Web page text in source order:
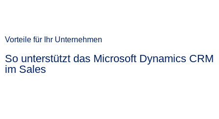
Vorteile für Ihr Unternehmen
So unterstützt das Microsoft Dynamics CRM
im Sales